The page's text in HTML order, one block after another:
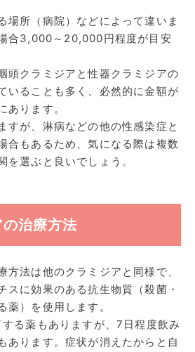
場所（病院）などによって違いま
合3,000～20,000円程度が目安
頭クラミジアと性器クラミジアの
いることも多く、必然的に金額が
あります。
すが、淋病などの他の性感染症と
合もあるため、気になる際は複数
を選ぶと良いでしょう。
治療方法
方法は他のクラミジアと同様で、
スに効果のある抗生物質（殺菌・
薬）を使用します。
る薬もありますが、7日程度飲み
あります。症状が消えたからと自